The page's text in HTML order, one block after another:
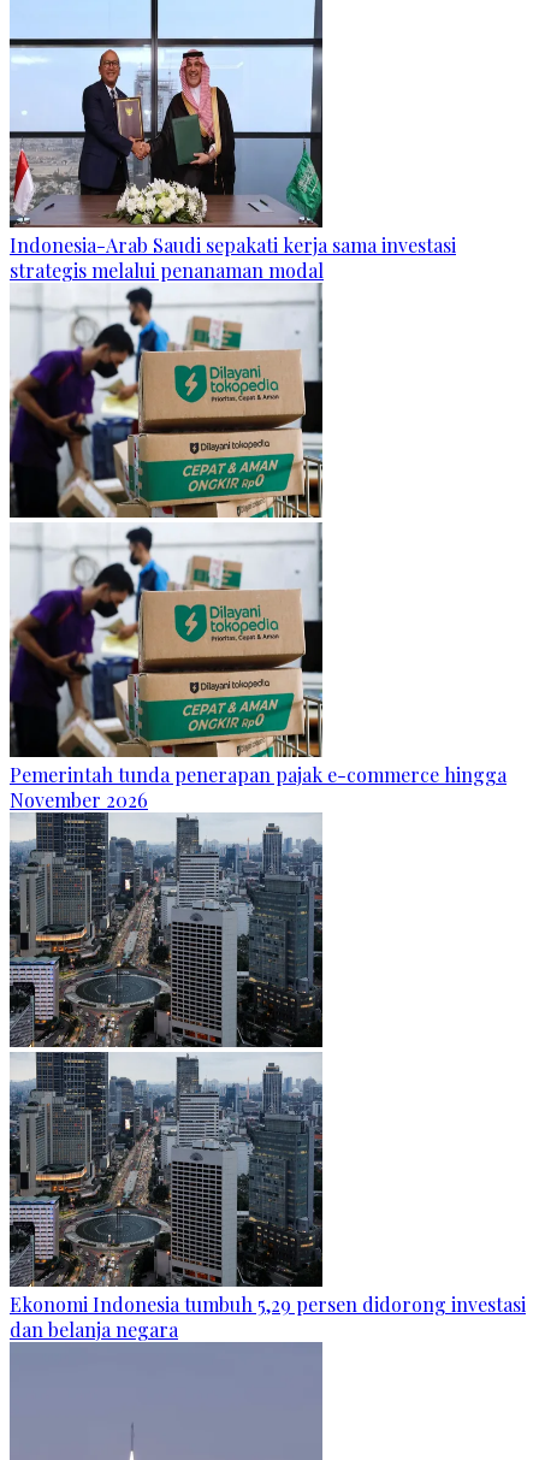
Indonesia-Arab Saudi sepakati kerja sama investasi
strategis melalui penanaman modal
Pemerintah tunda penerapan pajak e-commerce hingga
November 2026
Ekonomi Indonesia tumbuh 5,29 persen didorong investasi
dan belanja negara